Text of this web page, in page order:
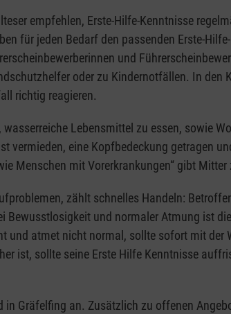
empfehlen, Erste-Hilfe-Kenntnisse
für jeden Bedarf den passenden Erste-
und
oder zu Kindernotfällen. In den
richtig reagieren.
Lebensmittel zu essen, sowie
eine Kopfbedeckung getragen
Menschen mit Vorerkrankungen“ gibt Mitter
zählt schnelles Handeln:
Bewusstlosigkeit und normaler Atmung ist
atmet nicht normal, sollte sofort mit der
ist, sollte seine Erste Hilfe Kenntnisse
Gräfelfing an. Zusätzlich zu offenen